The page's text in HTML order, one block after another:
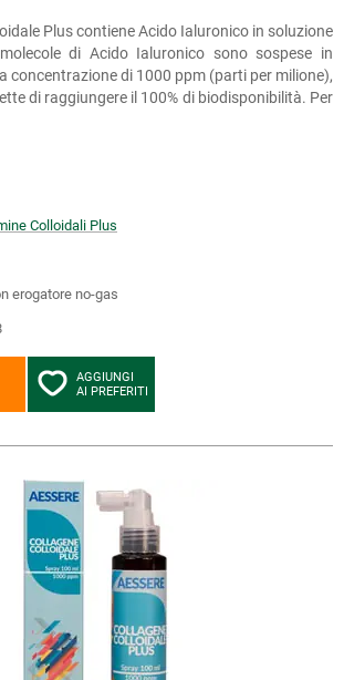
Plus contiene Acido Ialuronico in soluzione
di Acido Ialuronico sono sospese in
concentrazione di 1000 ppm (parti per milione),
di raggiungere il 100% di biodisponibilità. Per
Colloidali Plus
erogatore no-gas
AGGIUNGI
AI PREFERITI